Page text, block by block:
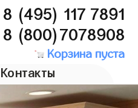
8 (495) 117 7891
8 (800)7078908
Корзина пуста
Контакты